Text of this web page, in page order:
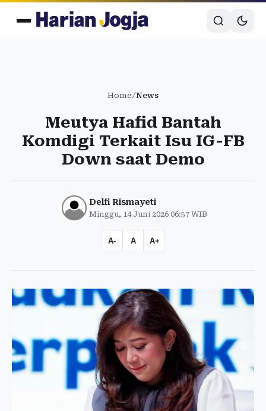
Home/News
Meutya Hafid Bantah
Komdigi Terkait Isu IG-FB
Down saat Demo
Delfi Rismayeti
Minggu, 14 Juni 2026 06:57 WIB
A- A A+